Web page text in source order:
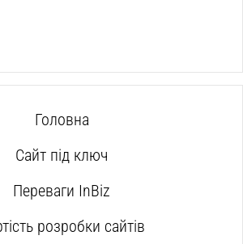
Головна
Сайт під ключ
Переваги InBiz
розробки сайтів